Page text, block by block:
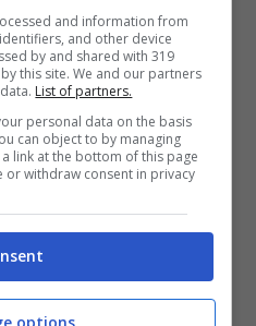
Cixi, Davide e
and information from
and other device
by and shared with 319
this site. We and our partners
List of partners.
personal data on the basis
can object to by managing
link at the bottom of this page
or withdraw consent in privacy